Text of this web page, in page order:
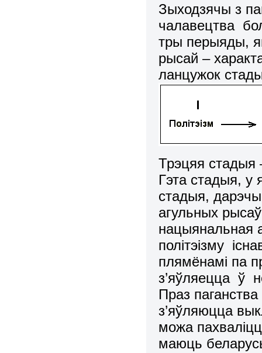
Зыходзячы з
чалавецтва
тры перыяды,
рысай –
ланцужок
Трэцяя
Гэта стадыя,
стадыя,
агульных
нацыянальная
полiтэiзму
плямёнамi па
з’яўляецца ў
Праз
з’яўляюцца
можа
маюць